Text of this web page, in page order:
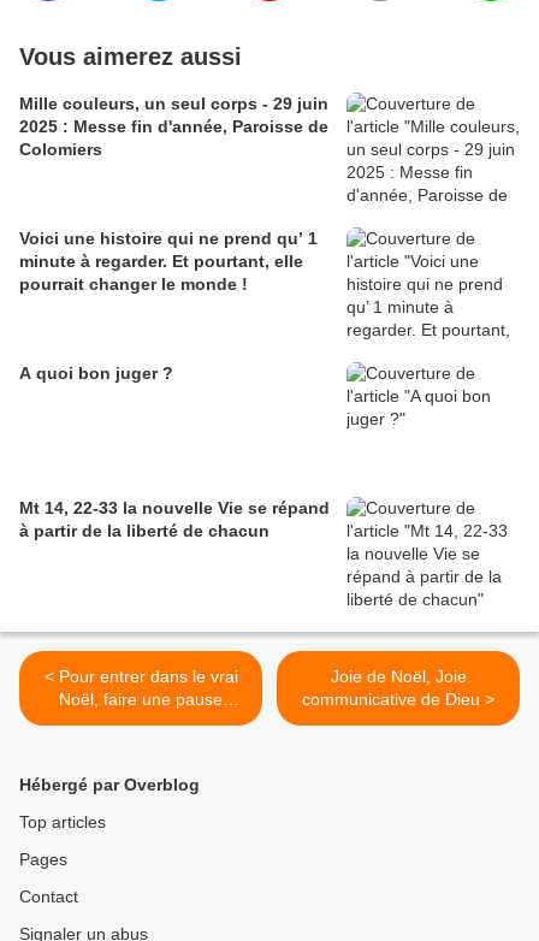
Vous aimerez aussi
Mille couleurs, un seul corps - 29 juin
2025 : Messe fin d'année, Paroisse de
Colomiers
Voici une histoire qui ne prend qu’ 1
minute à regarder. Et pourtant, elle
pourrait changer le monde !
A quoi bon juger ?
Mt 14, 22-33 la nouvelle Vie se répand
à partir de la liberté de chacun
< Pour entrer dans le vrai
Noël, faire une pause
devant la crèche
Joie de Noël, Joie
communicative de Dieu >
Hébergé par Overblog
Top articles
Pages
Contact
Signaler un abus